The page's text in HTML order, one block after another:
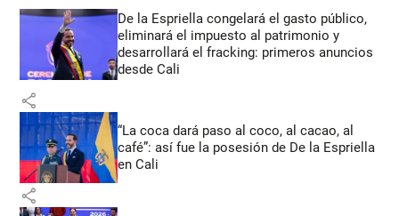
De la Espriella congelará el gasto público,
eliminará el impuesto al patrimonio y
desarrollará el fracking: primeros anuncios
desde Cali
share
“La coca dará paso al coco, al cacao, al
café”: así fue la posesión de De la Espriella
en Cali
share